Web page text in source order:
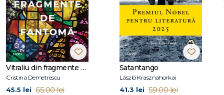
Daniel Cole a fost paramedic și a lucrat pentru Royal Society
for the Prevention of Cruelty to Animals și pentru Royal
National Lifeboat Institution.
Locuiește în Bournemouth, Anglia.
La Editura Trei au apărut primele două romane din seria
Ragdoll / William Fawkes: Ragdoll. Ultima ta zi (bestseller
internațional, tradus în peste 40 de limbi) și Călăul.
Vitraliu din fragmente de fantomă
Cristina Demetrescu
45.5 lei 65.00 lei
Satantango
László Krasznahorkai
41.3 lei 59.00 lei